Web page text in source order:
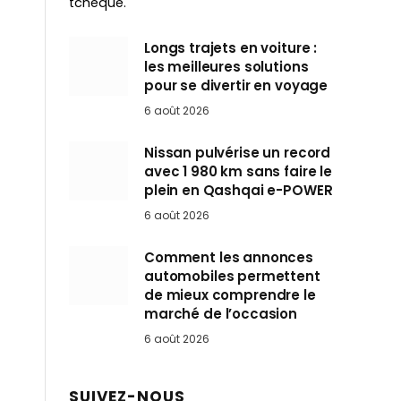
Longs trajets en voiture :
les meilleures solutions
pour se divertir en voyage
6 août 2026
Nissan pulvérise un record
avec 1 980 km sans faire le
plein en Qashqai e-POWER
6 août 2026
Comment les annonces
automobiles permettent
de mieux comprendre le
marché de l’occasion
6 août 2026
SUIVEZ-NOUS